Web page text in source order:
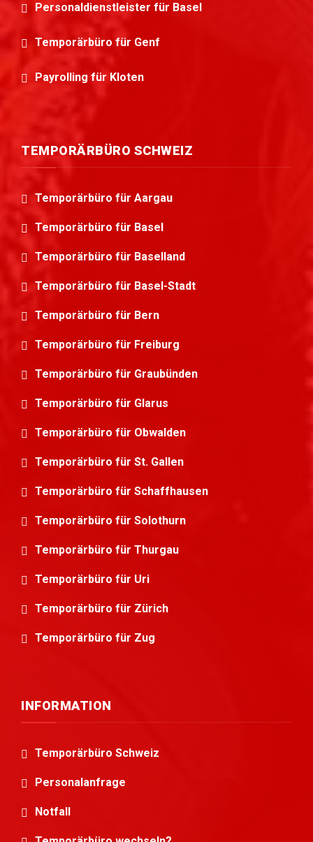
Personaldienstleister für Basel
Temporärbüro für Genf
Payrolling für Kloten
TEMPORÄRBÜRO SCHWEIZ
Temporärbüro für Aargau
Temporärbüro für Basel
Temporärbüro für Baselland
Temporärbüro für Basel-Stadt
Temporärbüro für Bern
Temporärbüro für Freiburg
Temporärbüro für Graubünden
Temporärbüro für Glarus
Temporärbüro für Obwalden
Temporärbüro für St. Gallen
Temporärbüro für Schaffhausen
Temporärbüro für Solothurn
Temporärbüro für Thurgau
Temporärbüro für Uri
Temporärbüro für Zürich
Temporärbüro für Zug
INFORMATION
Temporärbüro Schweiz
Personalanfrage
Notfall